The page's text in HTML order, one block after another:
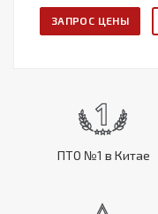
ЗАПРОС ЦЕНЫ
ПТО №1 в Китае